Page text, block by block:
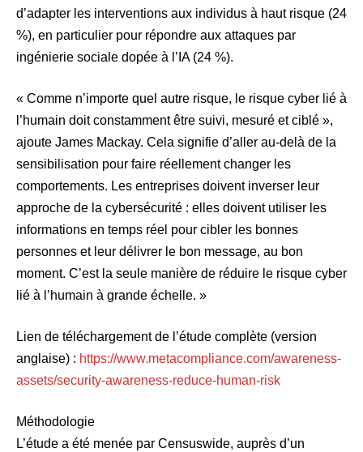
d’adapter les interventions aux individus à haut risque (24
%), en particulier pour répondre aux attaques par
ingénierie sociale dopée à l’IA (24 %).
« Comme n’importe quel autre risque, le risque cyber lié à
l’humain doit constamment être suivi, mesuré et ciblé »,
ajoute James Mackay. Cela signifie d’aller au-delà de la
sensibilisation pour faire réellement changer les
comportements. Les entreprises doivent inverser leur
approche de la cybersécurité : elles doivent utiliser les
informations en temps réel pour cibler les bonnes
personnes et leur délivrer le bon message, au bon
moment. C’est la seule manière de réduire le risque cyber
lié à l’humain à grande échelle. »
Lien de téléchargement de l’étude complète (version
anglaise) : https://www.metacompliance.com/awareness-
assets/security-awareness-reduce-human-risk
Méthodologie
L’étude a été menée par Censuswide, auprès d’un